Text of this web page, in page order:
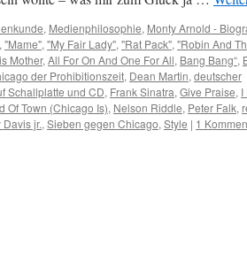
, Medienphilosophie, Monty Arnold -
, "Mame", "My Fair Lady", "Rat Pack", "Robin And
Mother, All For On And One For All, Bang Bang“,
der Prohibitionszeit, Dean Martin, deutscher
Schallplatte und CD, Frank Sinatra, Give Praise, I
Of Town (Chicago Is), Nelson Riddle, Peter Falk,
jr., Sieben gegen Chicago, Style | 1